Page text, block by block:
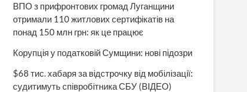
ВПО з прифронтових громад Луганщини
отримали 110 житлових сертифікатів на
понад 150 млн грн: як це працює
Корупція у податковій Сумщини: нові підозри
$68 тис. хабаря за відстрочку від мобілізації:
судитимуть співробітника СБУ (ВІДЕО)